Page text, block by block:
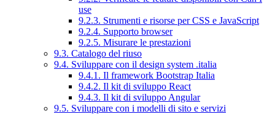
use
9.2.3. Strumenti e risorse per CSS e JavaScript
9.2.4. Supporto browser
9.2.5. Misurare le prestazioni
9.3. Catalogo del riuso
9.4. Sviluppare con il design system .italia
9.4.1. Il framework Bootstrap Italia
9.4.2. Il kit di sviluppo React
9.4.3. Il kit di sviluppo Angular
9.5. Sviluppare con i modelli di sito e servizi